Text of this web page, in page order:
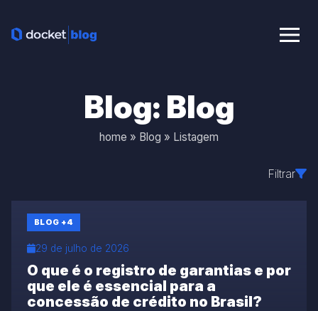
Blog: Blog
home » Blog » Listagem
Filtrar
BLOG +4
29 de julho de 2026
O que é o registro de garantias e por
que ele é essencial para a
concessão de crédito no Brasil?